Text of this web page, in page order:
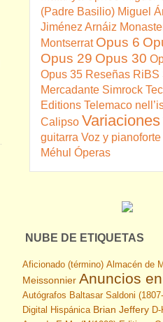
(Padre Basilio) Miguel
Jiménez Arnáiz
Montserrat Opus 6
Opus 29 Opus 30
Opus 35 Reseñas RiBS
Mercadante Simrock
Editions Telemaco
Calipso Variaciones
guitarra Voz y pianoforte
Méhul Óperas
NUBE DE ETIQUETAS
Aficionado (término) Almacén de
Meissonnier Anuncios
Autógrafos Baltasar Saldoni
Digital Hispánica Brian Jeffery